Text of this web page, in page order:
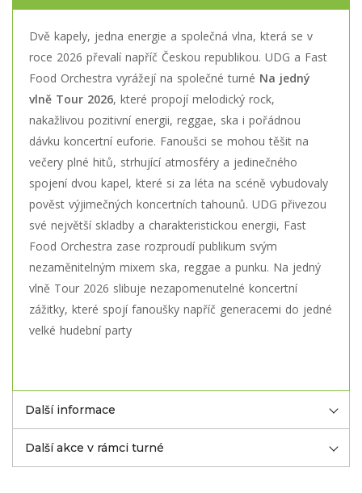
Dvě kapely, jedna energie a společná vlna, která se v
roce 2026 převalí napříč Českou republikou. UDG a Fast
Food Orchestra vyrážejí na společné turné Na jedný
vlně Tour 2026, které propojí melodický rock,
nakažlivou pozitivní energii, reggae, ska i pořádnou
dávku koncertní euforie. Fanoušci se mohou těšit na
večery plné hitů, strhující atmosféry a jedinečného
spojení dvou kapel, které si za léta na scéně vybudovaly
pověst výjimečných koncertních tahounů. UDG přivezou
své největší skladby a charakteristickou energii, Fast
Food Orchestra zase rozproudí publikum svým
nezaměnitelným mixem ska, reggae a punku. Na jedný
vlně Tour 2026 slibuje nezapomenutelné koncertní
zážitky, které spojí fanoušky napříč generacemi do jedné
velké hudební party
Další informace
Další akce v rámci turné